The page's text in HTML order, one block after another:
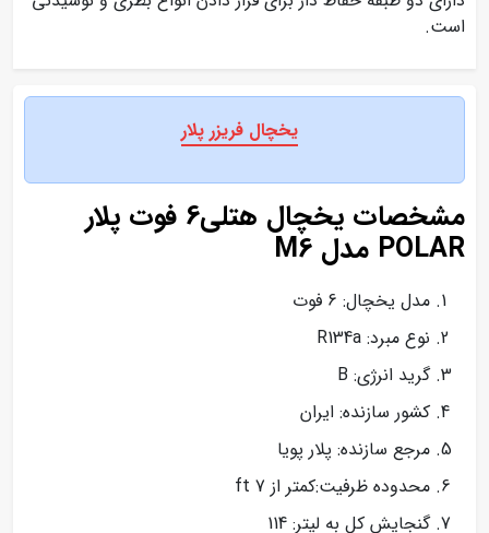
است.
یخچال فریزر پلار
مشخصات یخچال هتلی6 فوت پلار
POLAR مدل M6
مدل یخچال: 6 فوت
نوع مبرد: R134a
گرید انرژی: B
کشور سازنده: ایران
مرجع سازنده: پلار پویا
محدوده ظرفیت:کمتر از 7 ft
گنجایش کل به لیتر: 114